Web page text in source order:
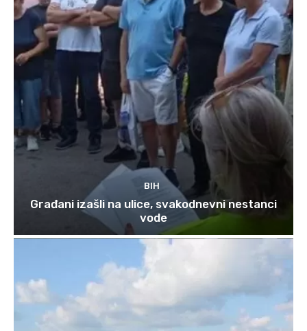
BIH
Građani izašli na ulice, svakodnevni nestanci
vode